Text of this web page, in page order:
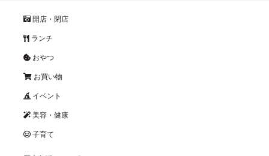
開店・閉店
ランチ
おやつ
お買い物
イベント
美容・健康
子育て